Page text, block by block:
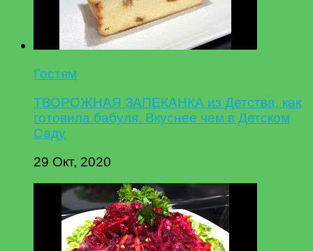
Гостям
ТВОРОЖНАЯ ЗАПЕКАНКА из Детства, как
готовила бабуля. Вкуснее чем в Детском
Саду
29 Окт, 2020